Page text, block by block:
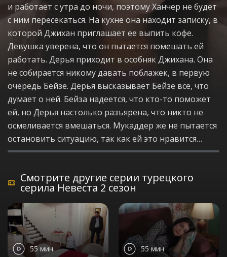
и работает с утра до ночи, поэтому Ханчер не будет
с ним пересекаться. На кухне она находит записку, в
которой Джихан приглашает ее выпить кофе.
Девушка уверена, что он пытается помешать ей
работать. Дерья приходит в особняк Джихана. Она
не собирается никому давать поблажек, в первую
очередь Бейзе. Дерья высказывает Бейзе все, что
думает о ней. Бейза надеется, что кто-то поможет
ей, но Дерья настолько разъярена, что никто не
осмеливается вмешаться. Мукаддер же не пытается
остановить ситуацию, так как ей это нравится…
Смотрите другие серии турецкого
серила Невеста 2 сезон
55 мин 55 мин